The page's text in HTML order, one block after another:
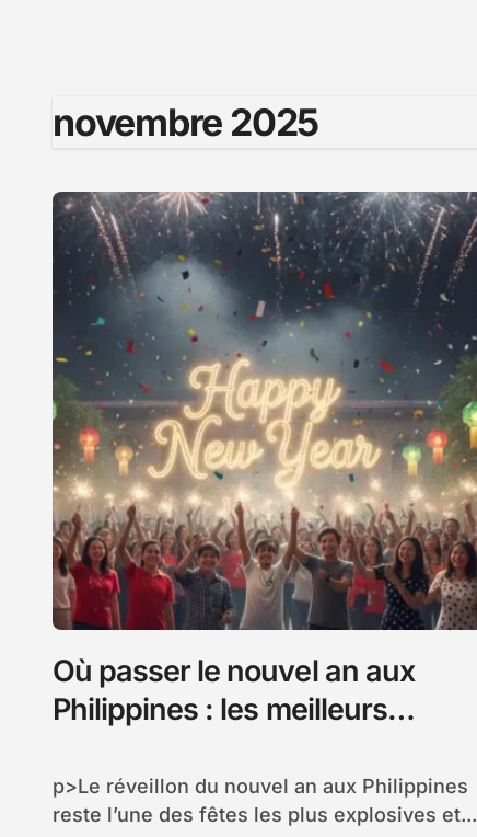
novembre 2025
Où passer le nouvel an aux
Philippines : les meilleurs
inoubliable
p>Le réveillon du nouvel an aux Philippines
reste l’une des fêtes les plus explosives et...